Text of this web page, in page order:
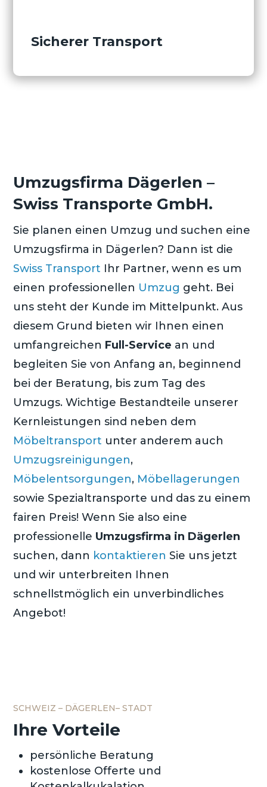
Sicherer Transport
Umzugsfirma Dägerlen –
Swiss Transporte GmbH.
Sie planen einen Umzug und suchen eine
Umzugsfirma in Dägerlen? Dann ist die
Swiss Transport Ihr Partner, wenn es um
einen professionellen Umzug geht. Bei
uns steht der Kunde im Mittelpunkt. Aus
diesem Grund bieten wir Ihnen einen
umfangreichen Full-Service an und
begleiten Sie von Anfang an, beginnend
bei der Beratung, bis zum Tag des
Umzugs. Wichtige Bestandteile unserer
Kernleistungen sind neben dem
Möbeltransport unter anderem auch
Umzugsreinigungen,
Möbelentsorgungen, Möbellagerungen
sowie Spezialtransporte und das zu einem
fairen Preis! Wenn Sie also eine
professionelle Umzugsfirma in Dägerlen
suchen, dann kontaktieren Sie uns jetzt
und wir unterbreiten Ihnen
schnellstmöglich ein unverbindliches
Angebot!
SCHWEIZ – DÄGERLEN– STADT
Ihre Vorteile
persönliche Beratung
kostenlose Offerte und